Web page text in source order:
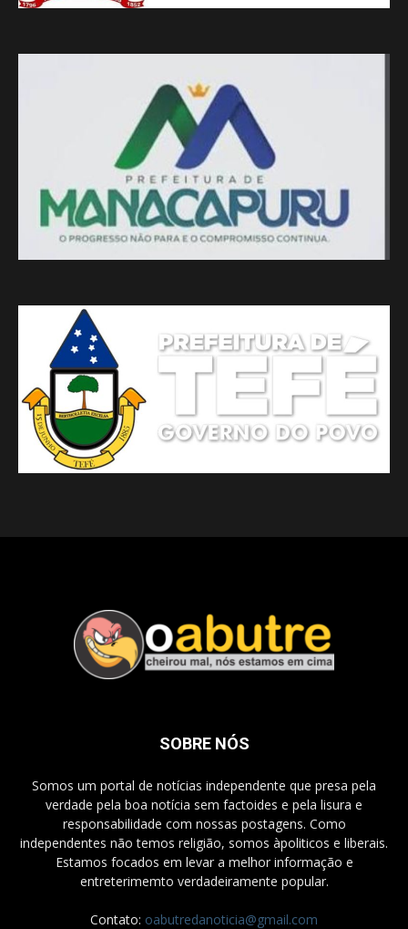
SOBRE NÓS
Somos um portal de notícias independente que presa pela
verdade pela boa notícia sem factoides e pela lisura e
responsabilidade com nossas postagens. Como
independentes não temos religião, somos àpoliticos e liberais.
Estamos focados em levar a melhor informação e
entreterimemto verdadeiramente popular.
Contato: oabutredanoticia@gmail.com